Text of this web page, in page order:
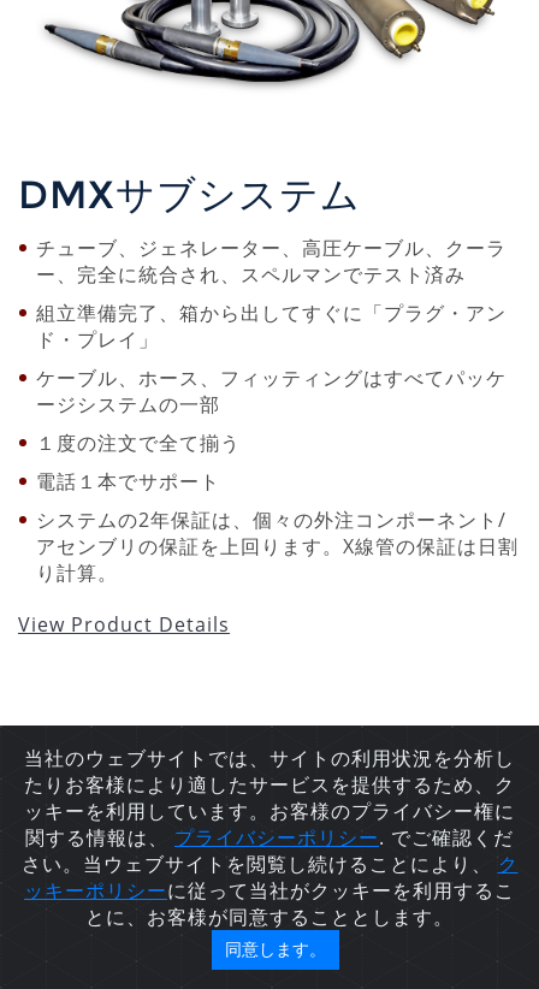
DMXサブシステム
チューブ、ジェネレーター、高圧ケーブル、クーラ
ー、完全に統合され、スペルマンでテスト済み
組立準備完了、箱から出してすぐに「プラグ・アン
ド・プレイ」
ケーブル、ホース、フィッティングはすべてパッケ
ージシステムの一部
１度の注文で全て揃う
電話１本でサポート
システムの2年保証は、個々の外注コンポーネント/
アセンブリの保証を上回ります。X線管の保証は日割
り計算。
View Product Details
当社のウェブサイトでは、サイトの利用状況を分析し
たりお客様により適したサービスを提供するため、ク
ッキーを利用しています。お客様のプライバシー権に
関する情報は、 プライバシーポリシー. でご確認くだ
さい。当ウェブサイトを閲覧し続けることにより、
ク
ッキーポリシーに従って当社がクッキーを利用するこ
とに、お客様が同意することとします。
同意します。